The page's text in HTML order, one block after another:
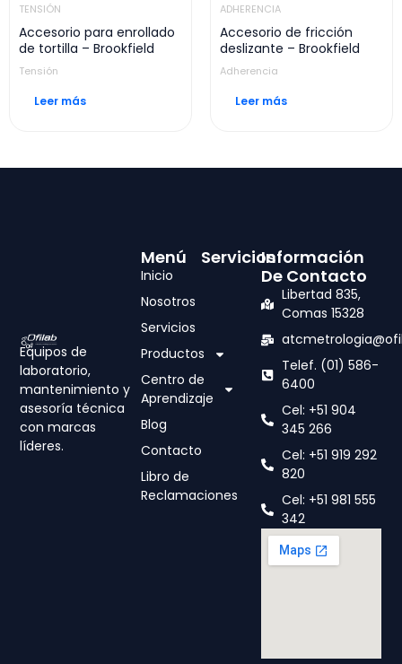
TENSIÓN
Accesorio para enrollado
de tortilla – Brookfield
Tensión
Leer más
ADHERENCIA
Accesorio de fricción
deslizante – Brookfield
Adherencia
Leer más
Equipos de
laboratorio,
mantenimiento y
asesoría técnica
con marcas
líderes.
Servicios
Menú
Inicio
Nosotros
Servicios
Productos
Centro de
Aprendizaje
Blog
Contacto
Libro de
Reclamaciones
Información
De Contacto
Libertad 835,
Comas 15328
Telef. (01) 586-
6400
Cel: +51 904
345 266
Cel: +51 919 292
820
Cel: +51 981 555
342